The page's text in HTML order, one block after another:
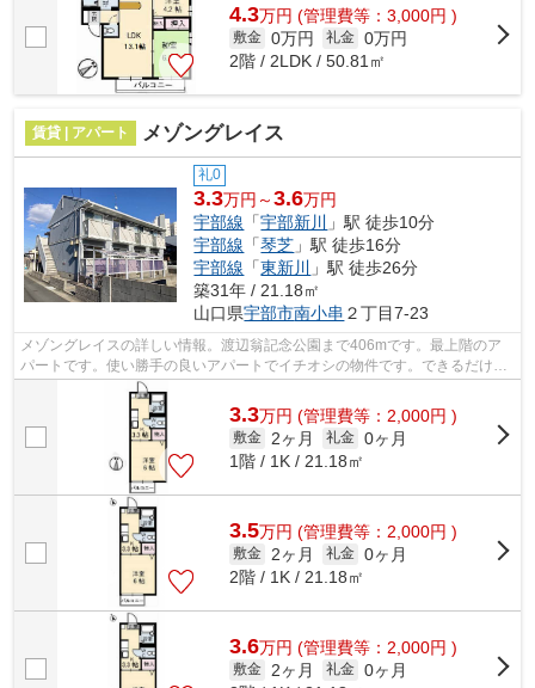
4.3万円 (管理費等：3,000円 )
敷金 0万円 礼金 0万円
2階 / 2LDK / 50.81㎡
賃貸 | アパート メゾングレイス
礼0
3.3万円～3.6万円
宇部線 「宇部新川
」駅 徒歩10分
宇部線 「琴芝 」駅 徒歩16分
宇部線 「東新川
」駅 徒歩26分
築31年 / 21.18㎡
山口県宇部市南小串 ２丁目7-23
メゾングレイスの詳しい情報。渡辺翁記念公園まで406mです。最上階のア
パートです。使い勝手の良いアパートでイチオシの物件です。できるだけ早
めに不動産情報を集めたい方は当社スタ...
3.3万円 (管理費等：2,000円 )
敷金 2ヶ月 礼金 0ヶ月
1階 / 1K / 21.18㎡
3.5万円 (管理費等：2,000円 )
敷金 2ヶ月 礼金 0ヶ月
2階 / 1K / 21.18㎡
3.6万円 (管理費等：2,000円 )
敷金 2ヶ月 礼金 0ヶ月